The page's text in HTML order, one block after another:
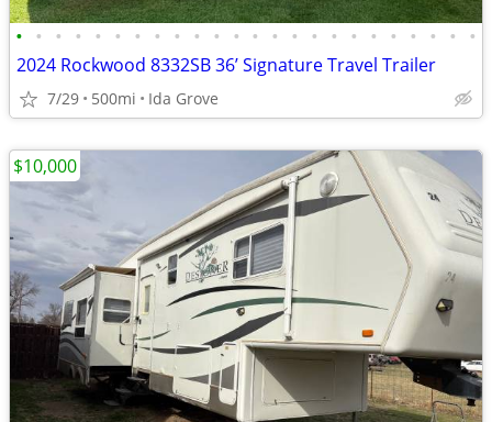
• • • • • • • • • • • • • • • • • • • • • • • •
2024 Rockwood 8332SB 36’ Signature Travel Trailer
7/29 500mi Ida Grove
$10,000